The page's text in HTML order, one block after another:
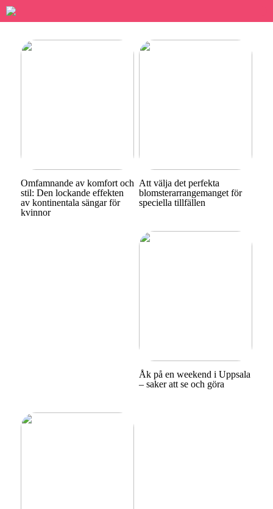
Omfamnande av komfort och
stil: Den lockande effekten
av kontinentala sängar för
kvinnor
Att välja det perfekta
blomsterarrangemanget för
speciella tillfällen
Åk på en weekend i Uppsala
– saker att se och göra